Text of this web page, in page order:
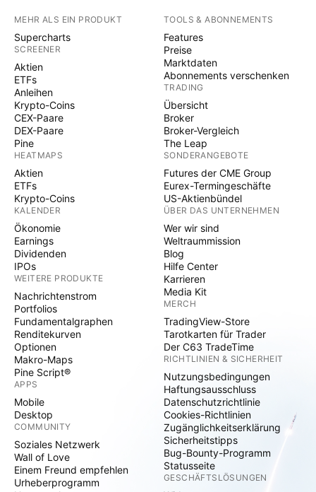
MEHR ALS EIN PRODUKT
Supercharts
SCREENER
Aktien
ETFs
Anleihen
Krypto-Coins
CEX-Paare
DEX-Paare
Pine
HEATMAPS
Aktien
ETFs
Krypto-Coins
KALENDER
Ökonomie
Earnings
Dividenden
IPOs
WEITERE PRODUKTE
Nachrichtenstrom
Portfolios
Fundamentalgraphen
Renditekurven
Optionen
Makro-Maps
Pine Script®
APPS
Mobile
Desktop
COMMUNITY
Soziales Netzwerk
Wall of Love
Einem Freund empfehlen
Urheberprogramm
TOOLS & ABONNEMENTS
Features
Preise
Marktdaten
Abonnements verschenken
TRADING
Übersicht
Broker
Broker-Vergleich
The Leap
SONDERANGEBOTE
Futures der CME Group
Eurex-Termingeschäfte
US-Aktienbündel
ÜBER DAS UNTERNEHMEN
Wer wir sind
Weltraummission
Blog
Hilfe Center
Karrieren
Media Kit
MERCH
TradingView-Store
Tarotkarten für Trader
Der C63 TradeTime
RICHTLINIEN & SICHERHEIT
Nutzungsbedingungen
Haftungsausschluss
Datenschutzrichtlinie
Cookies-Richtlinien
Zugänglichkeitserklärung
Sicherheitstipps
Bug-Bounty-Programm
Statusseite
GESCHÄFTSLÖSUNGEN